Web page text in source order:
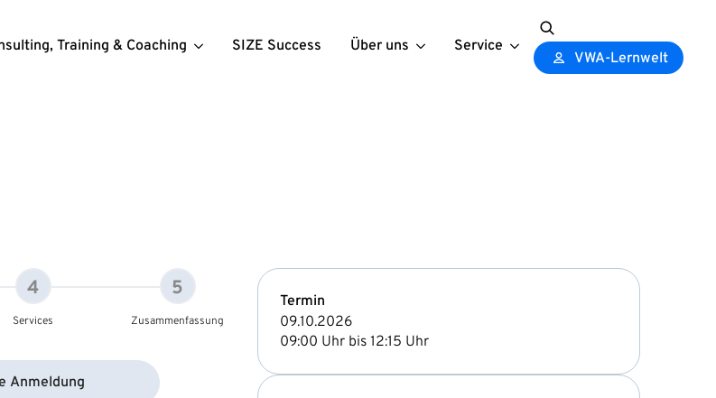
Training & Coaching SIZE Success Über uns Service
Search
for:
VWA-Lernwelt
4
Services
5
Zusammenfassung
Anmeldung
Termin
09.10.2026
09:00 Uhr bis 12:15 Uhr